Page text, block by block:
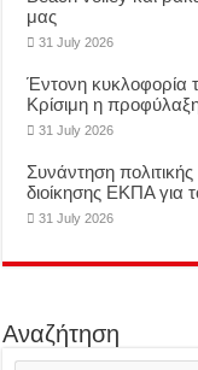
μας
31 July 2026
Έντονη κυκλοφορία
Κρίσιμη η
31 July 2026
Συνάντηση
διοίκησης ΕΚΠΑ για
31 July 2026
Αναζήτηση